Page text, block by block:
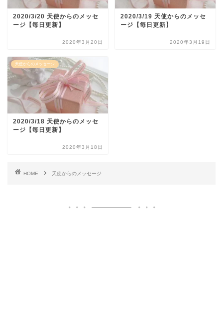
2020/3/20 天使からのメッセ
ージ【毎日更新】
2020年3月20日
2020/3/19 天使からのメッセ
ージ【毎日更新】
2020年3月19日
天使からのメッセージ
2020/3/18 天使からのメッセ
ージ【毎日更新】
2020年3月18日
HOME 天使からのメッセージ